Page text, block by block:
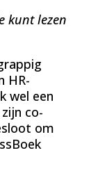
kunt lezen
HR-
wel een
co-
om